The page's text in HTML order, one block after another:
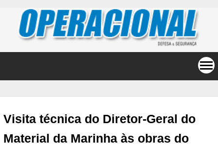
Visita técnica do Diretor-Geral do
Material da Marinha às obras do